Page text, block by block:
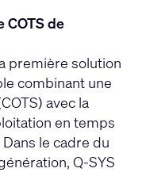
COTS de
première solution
combinant une
avec la
en temps
le cadre du
Q-SYS